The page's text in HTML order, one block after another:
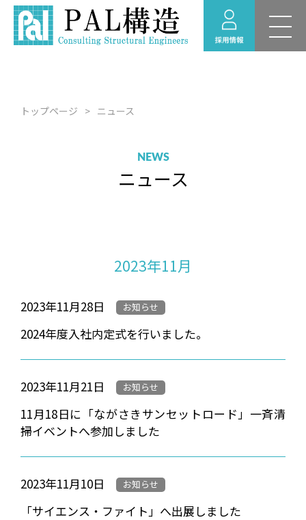
新卒採用 募集要項
採用のお問い合わせ
採用情報ニュース
トップページ ニュース
NEWS
ニュース
2023年11月
2023年11月28日 お知らせ
2024年度入社内定式を行いました。
2023年11月21日 お知らせ
11月18日に「ながさきサンセットロード」一斉清
掃イベントへ参加しました
2023年11月10日 お知らせ
「サイエンス・ファイト」へ出展しました